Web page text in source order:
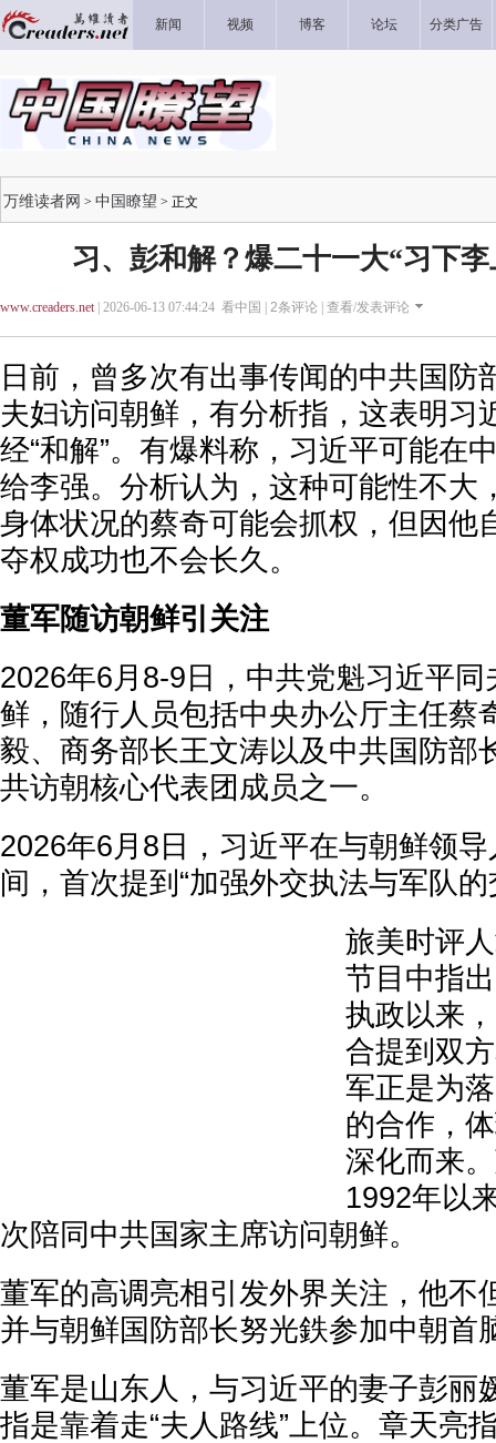
新闻 视频 博客 论坛 分类广告
万维读者网 > 中国瞭望 > 正文
习、彭和解？爆二十一大“习下
www.creaders.net| 2026-06-13 07:44:24 看中国 | 2条评论 | 查看/发表评论
日前，曾多次有出事传闻的中共国防
夫妇访问朝鲜，有分析指，这表明习
经“和解”。有爆料称，习近平可能在
给李强。分析认为，这种可能性不大
身体状况的蔡奇可能会抓权，但因他
夺权成功也不会长久。
董军随访朝鲜引关注
2026年6月8-9日，中共党魁习近平
鲜，随行人员包括中央办公厅主任蔡
毅、商务部长王文涛以及中共国防部
共访朝核心代表团成员之一。
2026年6月8日，习近平在与朝鲜领
间，首次提到“加强外交执法与军队的
旅美时评
节目中指
执政以来
合提到双
军正是为
的合作，
深化而来
1992年以
次陪同中共国家主席访问朝鲜。
董军的高调亮相引发外界关注，他不
并与朝鲜国防部长努光鉄参加中朝首
董军是山东人，与习近平的妻子彭丽
指是靠着走“夫人路线”上位。章天亮